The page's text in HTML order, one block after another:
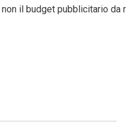
il budget pubblicitario da